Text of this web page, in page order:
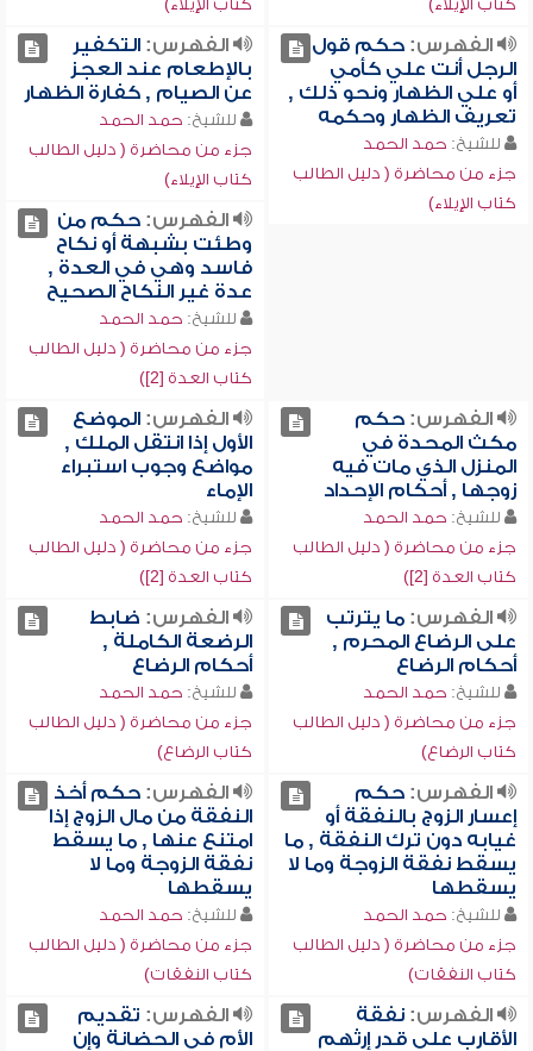
كتاب الإيلاء) كتاب الإيلاء)
الفهرس:حكم قول
الرجل أنت علي كأمي
أو علي الظهار ونحو ذلك ,
تعريف الظهار وحكمه
للشيخ: حمد الحمد
جزء من محاضرة ( دليل الطالب
كتاب الإيلاء)
الفهرس:التكفير
بالإطعام عند العجز
عن الصيام , كفارة الظهار
للشيخ: حمد الحمد
جزء من محاضرة ( دليل الطالب
كتاب الإيلاء)
الفهرس:حكم من
وطئت بشبهة أو نكاح
فاسد وهي في العدة ,
عدة غير النكاح الصحيح
للشيخ: حمد الحمد
جزء من محاضرة ( دليل الطالب
كتاب العدة [2])
الفهرس:حكم
مكث المحدة في
المنزل الذي مات فيه
زوجها , أحكام الإحداد
للشيخ: حمد الحمد
جزء من محاضرة ( دليل الطالب
كتاب العدة [2])
الفهرس:الموضع
الأول إذا انتقل الملك ,
مواضع وجوب استبراء
الإماء
للشيخ: حمد الحمد
جزء من محاضرة ( دليل الطالب
كتاب العدة [2])
الفهرس:ما يترتب
على الرضاع المحرم ,
أحكام الرضاع
للشيخ: حمد الحمد
جزء من محاضرة ( دليل الطالب
كتاب الرضاع)
الفهرس: ضابط
الرضعة الكاملة ,
أحكام الرضاع
للشيخ: حمد الحمد
جزء من محاضرة ( دليل الطالب
كتاب الرضاع)
الفهرس:حكم
إعسار الزوج بالنفقة أو
غيابه دون ترك النفقة , ما
يسقط نفقة الزوجة وما لا
يسقطها
للشيخ: حمد الحمد
جزء من محاضرة ( دليل الطالب
كتاب النفقات)
الفهرس:حكم أخذ
النفقة من مال الزوج إذا
امتنع عنها , ما يسقط
نفقة الزوجة وما لا
يسقطها
للشيخ: حمد الحمد
جزء من محاضرة ( دليل الطالب
كتاب النفقات)
الفهرس:نفقة
الأقارب على قدر إرثهم
الفهرس: تقديم
الأم في الحضانة وإن